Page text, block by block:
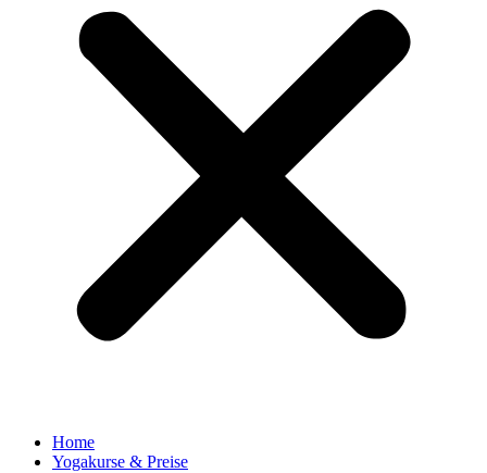
Home
Yogakurse & Preise